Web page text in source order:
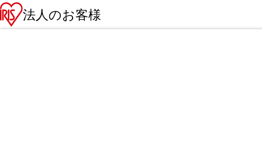
法人のお客様